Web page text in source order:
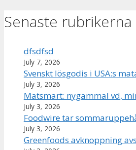
Senaste rubrikerna
dfsdfsd
July 7, 2026
Svenskt lösgodis i USA:s
July 3, 2026
Matsmart: nygammal vd,
July 3, 2026
Foodwire tar
July 3, 2026
Greenfoods avknoppning